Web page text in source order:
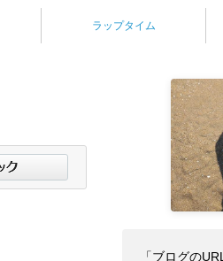
ラップタイム
「ブログの